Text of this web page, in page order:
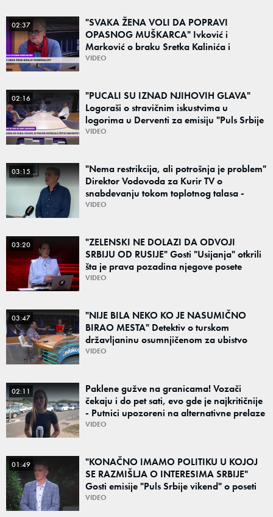
02:37
"SVAKA ŽENA VOLI DA POPRAVI
OPASNOG MUŠKARCA" Ivković i
Marković o braku Sretka Kalinića i
fenomenu žena koje biraju kriminalce:
VIDEO
02:16
"PUCALI SU IZNAD NJIHOVIH GLAVA"
Logoraši o stravičnim iskustvima u
logorima u Derventi za emisiju "Puls Srbije
vikend": "Tada je počela velika tortura..."
VIDEO
03:15
"Nema restrikcija, ali potrošnja je problem"
Direktor Vodovoda za Kurir TV o
snabdevanju tokom toplotnog talasa -
Poznato kakva je situacija sa vodom
VIDEO
03:20
"ZELENSKI NE DOLAZI DA ODVOJI
SRBIJU OD RUSIJE" Gosti "Usijanja" otkrili
šta je prava pozadina njegove posete
Beogradu
VIDEO
03:47
"NIJE BILA NEKO KO JE NASUMIČNO
BIRAO MESTA" Detektiv o turskom
državljaninu osumnjičenom za ubistvo
Ruskinje (28): "Mogao je da se predstavi
VIDEO
02:11
Paklene gužve na granicama! Vozači
čekaju i do pet sati, evo gde je najkritičnije
- Putnici upozoreni na alternativne prelaze
VIDEO
01:49
"KONAČNO IMAMO POLITIKU U KOJOJ
SE RAZMIŠLJA O INTERESIMA SRBIJE"
Gosti emisije "Puls Srbije vikend" o poseti
Zelenskog Beogradu: "Otvaraju se nova
VIDEO